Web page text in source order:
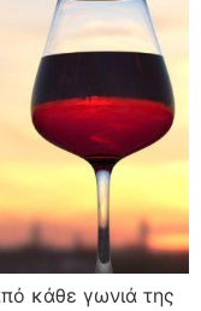
κάθε γωνιά της